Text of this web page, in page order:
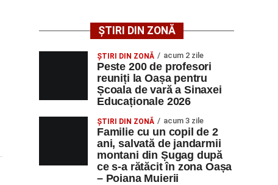
ȘTIRI DIN ZONĂ
ȘTIRI DIN ZONĂ acum 2 zile
Peste 200 de profesori
reuniți la Oașa pentru
Școala de vară a Sinaxei
Educaționale 2026
ȘTIRI DIN ZONĂ acum 3 zile
Familie cu un copil de 2
ani, salvată de jandarmii
montani din Șugag după
ce s-a rătăcit în zona Oașa
– Poiana Muierii